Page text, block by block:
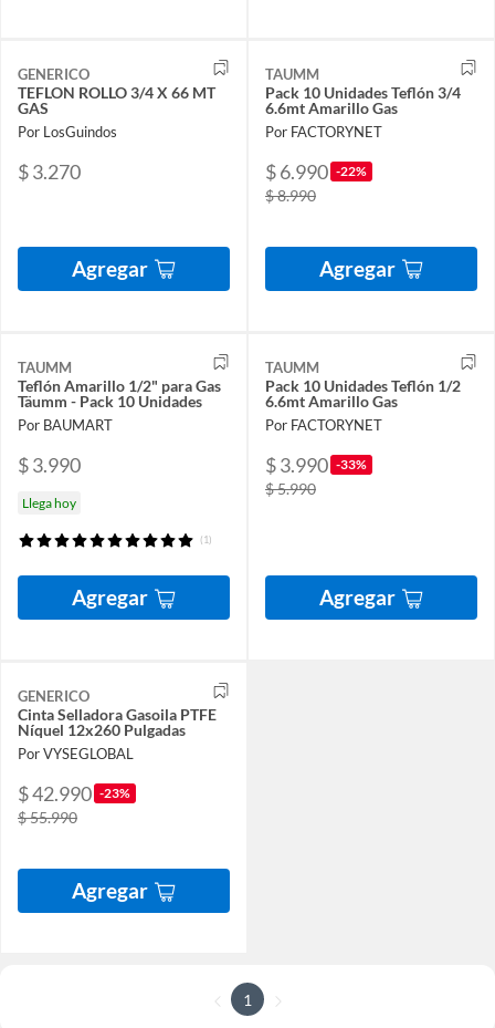
GENERICO
TEFLON ROLLO 3/4 X 66 MT
GAS
Por LosGuindos
$ 3.270
Agregar
TAUMM
Pack 10 Unidades Teflón 3/4
6.6mt Amarillo Gas
Por FACTORYNET
$ 6.990 -22%
$ 8.990
Agregar
TAUMM
Teflón Amarillo 1/2" para Gas
Täumm - Pack 10 Unidades
Por BAUMART
$ 3.990
Llega hoy
(1)
Agregar
TAUMM
Pack 10 Unidades Teflón 1/2
6.6mt Amarillo Gas
Por FACTORYNET
$ 3.990 -33%
$ 5.990
Agregar
GENERICO
Cinta Selladora Gasoila PTFE
Níquel 12x260 Pulgadas
Por VYSEGLOBAL
$ 42.990 -23%
$ 55.990
Agregar
1